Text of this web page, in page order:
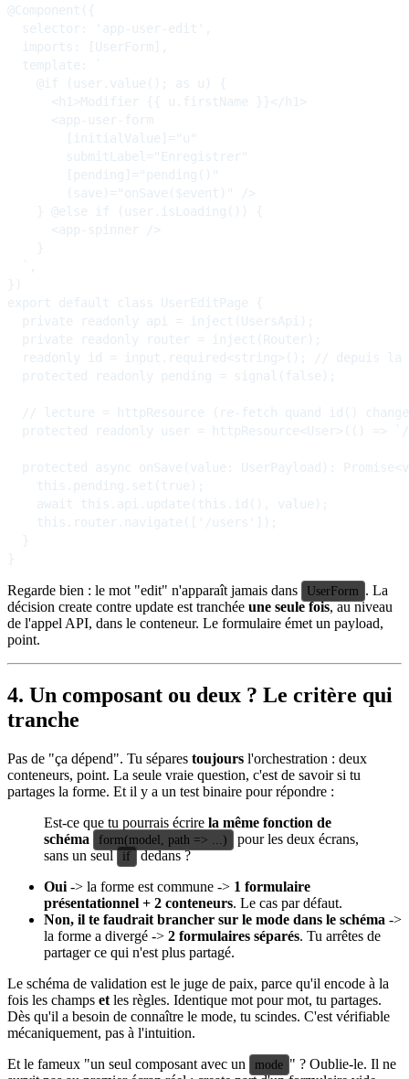
@Component({
  selector: 'app-user-edit',
  imports: [UserForm],
  template: `
    @if (user.value(); as u) {
      <h1>Modifier {{ u.firstName }}</h1>
      <app-user-form
        [initialValue]="u"
        submitLabel="Enregistrer"
        [pending]="pending()"
        (save)="onSave($event)" />
    } @else if (user.isLoading()) {
      <app-spinner />
    }
  `,
})
export default class UserEditPage {
  private readonly api = inject(UsersApi);
  private readonly router = inject(Router);
readonly id = input.required<string>(); // depuis
  protected readonly pending = signal(false);
// lecture = httpResource (re-fetch quand id()
protected readonly user = httpResource<User>(() =>
protected async onSave(value: UserPayload):
    this.pending.set(true);
    await this.api.update(this.id(), value);
    this.router.navigate(['/users']);
  }
Regarde bien : le mot "edit" n'apparaît jamais dans UserForm . La
décision create contre update est tranchée une seule fois, au niveau
de l'appel API, dans le conteneur. Le formulaire émet un payload,
point.
4. Un composant ou deux ? Le critère qui
tranche
Pas de "ça dépend". Tu sépares toujours l'orchestration : deux
conteneurs, point. La seule vraie question, c'est de savoir si tu
partages la forme. Et il y a un test binaire pour répondre :
Est-ce que tu pourrais écrire la même fonction de
schéma
form(model, path => ...)
pour les deux écrans,
sans un seul if dedans ?
Oui -> la forme est commune -> 1 formulaire
présentationnel + 2 conteneurs. Le cas par défaut.
Non, il te faudrait brancher sur le mode dans le schéma ->
la forme a divergé -> 2 formulaires séparés. Tu arrêtes de
partager ce qui n'est plus partagé.
Le schéma de validation est le juge de paix, parce qu'il encode à la
fois les champs et les règles. Identique mot pour mot, tu partages.
Dès qu'il a besoin de connaître le mode, tu scindes. C'est vérifiable
mécaniquement, pas à l'intuition.
Et le fameux "un seul composant avec un
mode " ? Oublie-le. Il ne